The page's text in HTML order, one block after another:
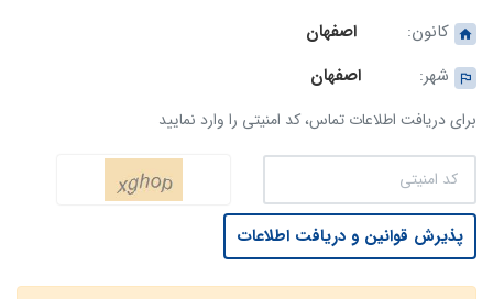
کانون:
اصفهان
شهر:
اصفهان
برای دریافت اطلاعات تماس، کد امنیتی را وارد نمایید
پذیرش قوانین و دریافت اطلاعات